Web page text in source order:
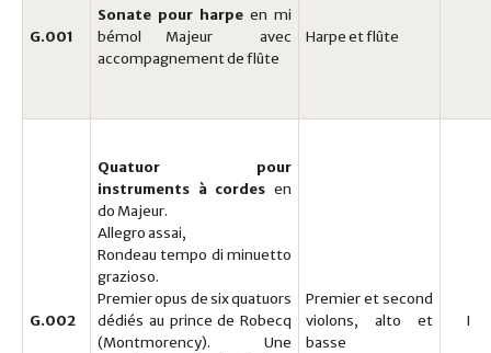
Quatuor en Ré Majeur (D Major) • G.191
Quatuor en Si Majeur (B Major) • G.192
Quatuor en Sol mineur (G minor) • G.196
Sonate en Sol Majeur (G Major) G.085
Sonate Les Caquets G.187
G.188
G.001
Sonate pour harpe en mi
bémol Majeur avec
accompagnement de flûte
Harpe et flûte
G.002
Quatuor pour
instruments à cordes en
do Majeur.
Allegro assai,
Rondeau tempo di minuetto
grazioso.
Premier opus de six quatuors
dédiés au prince de Robecq
(Montmorency). Une
Premier et second
violons, alto et
basse
I